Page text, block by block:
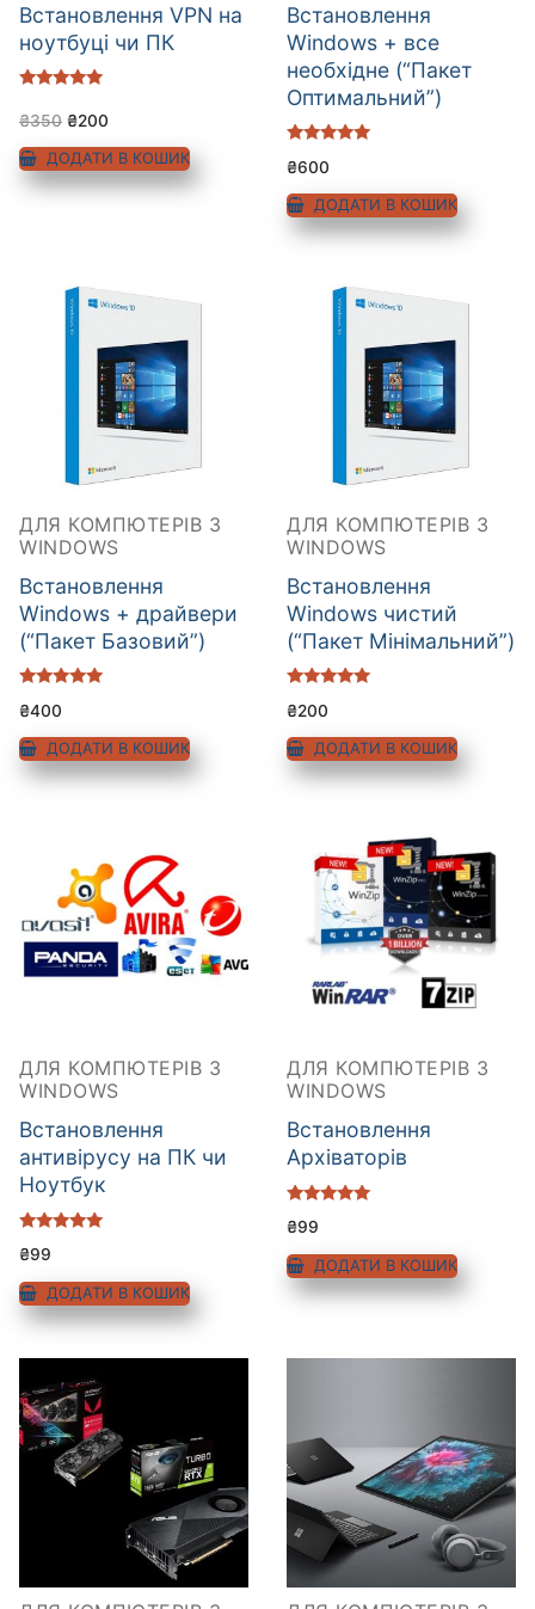
Встановлення VPN на
ноутбуці чи ПК
5.00
з 5
₴350 ₴200
ДОДАТИ В КОШИК
Встановлення
Windows + все
необхідне (“Пакет
Оптимальний”)
5.00
₴600
ДОДАТИ В КОШИК
ДЛЯ КОМПЮТЕРІВ З
WINDOWS
Встановлення
Windows + драйвери
(“Пакет Базовий”)
5.00
₴400
ДОДАТИ В КОШИК
ДЛЯ КОМПЮТЕРІВ З
WINDOWS
Встановлення
Windows чистий
(“Пакет Мінімальний”)
5.00
₴200
ДОДАТИ В КОШИК
ДЛЯ КОМПЮТЕРІВ З
WINDOWS
Встановлення
антивірусу на ПК чи
Ноутбук
5.00
₴99
ДОДАТИ В КОШИК
ДЛЯ КОМПЮТЕРІВ З
WINDOWS
Встановлення
Архіваторів
5.00
₴99
ДОДАТИ В КОШИК